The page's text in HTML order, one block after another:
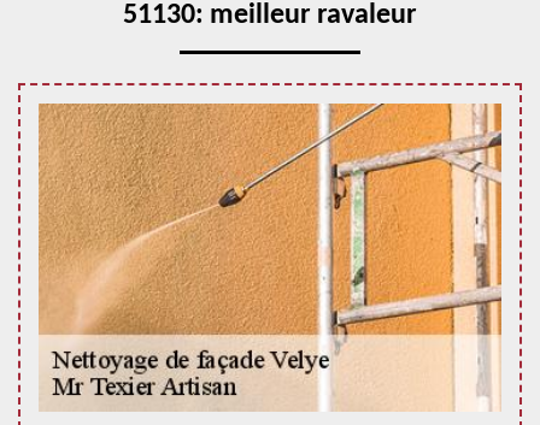
51130: meilleur ravaleur